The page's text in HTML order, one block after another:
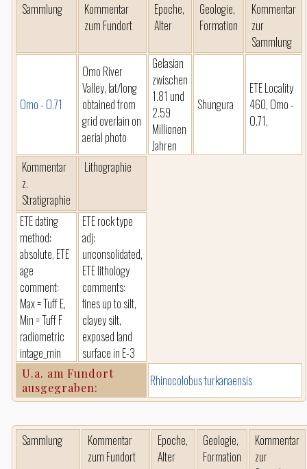
Sammlung
Kommentar
zum Fundort
Epoche,
Alter
Geologie,
Formation
Kommentar
zur
Sammlung
Omo - O.71
Omo River
Valley, lat/long
obtained from
grid overlain on
aerial photo
Gelasian
zwischen
1.81 und
2.59
Millionen
Jahren
Shungura
ETE Locality
460, Omo -
O.71,
Kommentar
z.
Stratigraphie
Lithographie
ETE dating
method:
absolute, ETE
age
comment:
Max = Tuff E,
Min = Tuff F
radiometric
intage_min
ETE rock type
adj:
unconsolidated,
ETE lithology
comments:
fines up to silt,
clayey silt,
exposed land
surface in E-3
U.a. am Fundort
ausgegraben:
Rhinocolobus turkanaensis
Sammlung
Kommentar
zum Fundort
Epoche,
Alter
Geologie,
Formation
Kommentar
zur